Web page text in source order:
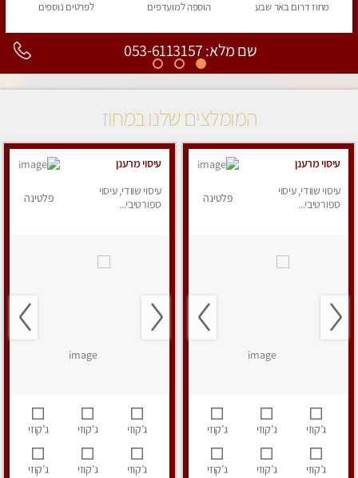
מחוז דרוםבאר שבע הוספהלמועדפים לפרטים נוספים
שם מלא: 053-6113157
המומלצים שלנו במחוז
עיסוי מרענן
עיסוי שוודי, עיסוי
ספורטיבי...
פלטינה
ג’קוזי ג’קוזי ג’קוזי
ג’קוזי ג’קוזי ג’קוזי
עיסוי מרענן
עיסוי שוודי, עיסוי
ספורטיבי...
פלטינה
ג’קוזי ג’קוזי ג’קוזי
ג’קוזי ג’קוזי ג’קוזי